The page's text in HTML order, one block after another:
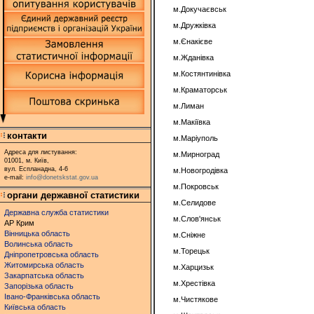
контакти
Адреса для листування:
01001, м. Київ,
вул. Еспланадна, 4-6
e-mail: info@donetskstat.gov.ua
органи державної статистики
Державна служба статистики
АР Крим
Вінницька область
Волинська область
Дніпропетровська область
Житомирська область
Закарпатська область
Запорізька область
Івано-Франківська область
Київська область
м.Докучаєвськ
м.Дружківка
м.Єнакієве
м.Жданівка
м.Костянтинівка
м.Краматорськ
м.Лиман
м.Макіївка
м.Маріуполь
м.Мирноград
м.Новогродівка
м.Покровськ
м.Селидове
м.Слов'янськ
м.Сніжне
м.Торецьк
м.Харцизьк
м.Хрестівка
м.Чистякове